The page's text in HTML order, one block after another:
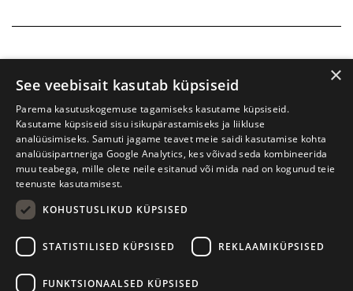
W. Struve 1, Tartu 50091 +372 7427079
×
See veebisait kasutab küpsiseid
Parema kasutuskogemuse tagamiseks kasutame küpsiseid.
Kasutame küpsiseid sisu isikupärastamiseks ja liikluse
analüüsimiseks. Samuti jagame teavet meie saidi kasutamise kohta
analüüsipartneriga Google Analytics, kes võivad seda kombineerida
muu teabega, mille olete neile esitanud või mida nad on kogunud teie
teenuste kasutamisest.
KOHUSTUSLIKUD KÜPSISED
STATISTILISED KÜPSISED REKLAAMIKÜPSISED
FUNKTSIONAALSED KÜPSISED